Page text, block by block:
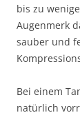
bis zu
Augenmerk
sauber und
Bei einem
natürlich